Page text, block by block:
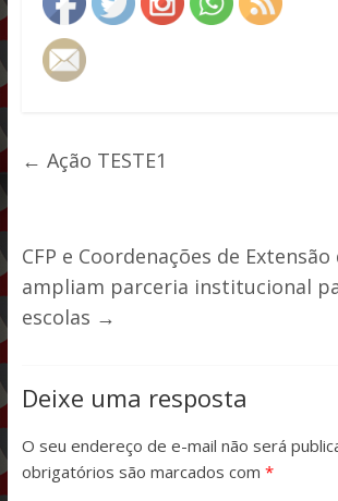
← Ação TESTE1
CFP e Coordenações de Extensão
ampliam parceria institucional
escolas →
Deixe uma resposta
O seu endereço de e-mail não será
obrigatórios são marcados com *